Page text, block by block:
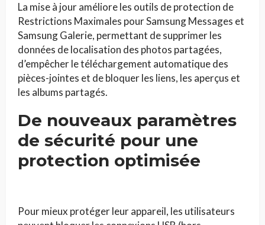
La mise à jour améliore les outils de protection de
Restrictions Maximales pour Samsung Messages et
Samsung Galerie, permettant de supprimer les
données de localisation des photos partagées,
d’empêcher le téléchargement automatique des
pièces-jointes et de bloquer les liens, les aperçus et
les albums partagés.
De nouveaux paramètres
de sécurité pour une
protection optimisée
Pour mieux protéger leur appareil, les utilisateurs